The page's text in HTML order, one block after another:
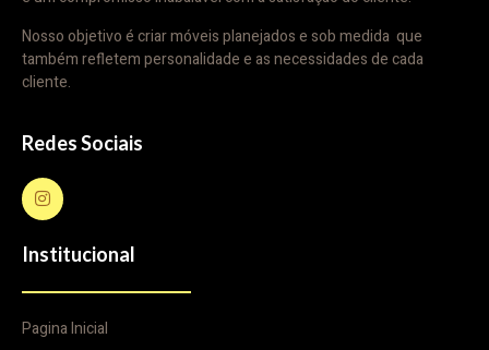
Nosso objetivo é criar móveis planejados e sob medida que
também refletem personalidade e as necessidades de cada
cliente.
Redes Sociais
Institucional
Pagina Inicial